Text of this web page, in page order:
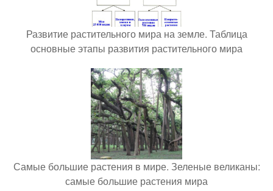
Развитие растительного мира на земле. Таблица
основные этапы развития растительного мира
Самые большие растения в мире. Зеленые великаны:
самые большие растения мира